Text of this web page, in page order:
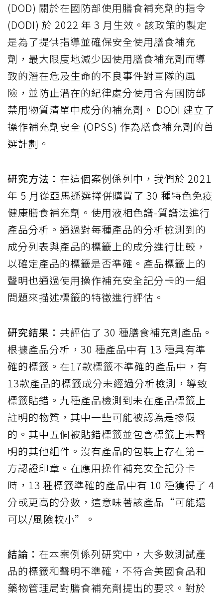
(DOD) 關於在國防部使用膳食補充劑的指令
(DODI) 於 2022 年 3 月生效。該政策的製定
是為了提供指導並確保安全使用膳食補充
劑，最大限度地減少因使用膳食補充劑而導
致的潛在危及生命的不良事件對軍隊的風
險，並防止潛在的紀律處分使用含有國防部
禁用物質清單中成分的補充劑。 DODI 建立了
操作補充劑安全 (OPSS) 作為膳食補充劑的首
選計劃。
研究方法： 在這個案例係列中，我們於 2021
年 5 月從亞馬遜選擇併購買了 30 種特色免疫
健康膳食補充劑。使用液相色譜-質譜法進行
產品分析。通過對每種產品的分析檢測到的
成分列表與產品的標籤上的成分進行比較，
以確定產品的標籤是否準確。產品標籤上的
聲明也通過使用操作補充安全記分卡的一組
問題來描述標籤的特徵進行評估。
研究結果： 共評估了 30 種膳食補充劑產品。
根據產品分析，30 種產品中有 13 種具有準
確的標籤。在17款標籤不準確的產品中，有
13款產品的標籤成分未經過分析檢測，導致
標籤貼錯。九種產品檢測到未在產品標籤上
註明的物質，其中一些可能被認為是摻假
的。其中五個被貼錯標籤並包含標籤上未聲
明的其他組件。沒有產品的包裝上存在第三
方認證印章。在應用操作補充安全記分卡
時，13 種標籤準確的產品中有 10 種獲得了 4
分或更高的分數，這意味著該產品“可能還
可以/風險較小”。
結論： 在本案例係列研究中，大多數測試產
品的標籤和聲明不準確，不符合美國食品和
藥物管理局對膳食補充劑提出的要求。對於